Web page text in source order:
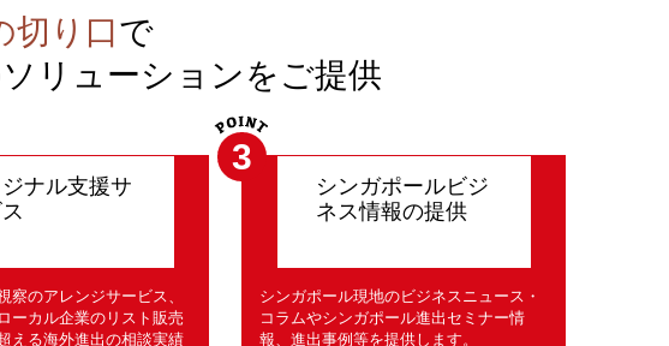
切り口で
リューションをご提供
ナル支援サ
察のアレンジサービス、
ーカル企業のリスト販売
える海外進出の相談実績
3
シンガポールビジ
ネス情報の提供
シンガポール現地のビジネスニュース・
コラムやシンガポール進出セミナー情
報、進出事例等を提供します。